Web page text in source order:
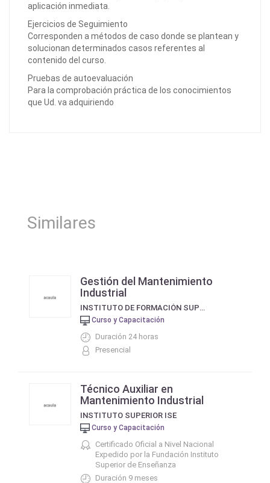
aplicación inmediata.
Ejercicios de Seguimiento
Corresponden a métodos de caso donde se plantean y
solucionan determinados casos referentes al
contenido del curso.
Pruebas de autoevaluación
Para la comprobación práctica de los conocimientos
que Ud. va adquiriendo
Similares
Gestión del Mantenimiento
Industrial
INSTITUTO DE FORMACIÓN SUPERIOR FUNDACIÓN RENAULT
Curso y Capacitación
Duración 24 horas
Presencial
Técnico Auxiliar en
Mantenimiento Industrial
INSTITUTO SUPERIOR ISE
Curso y Capacitación
Certificado Oficial a Nivel Nacional
Expedido por la Fundación Instituto
Superior de Enseñanza
Duración 9 meses